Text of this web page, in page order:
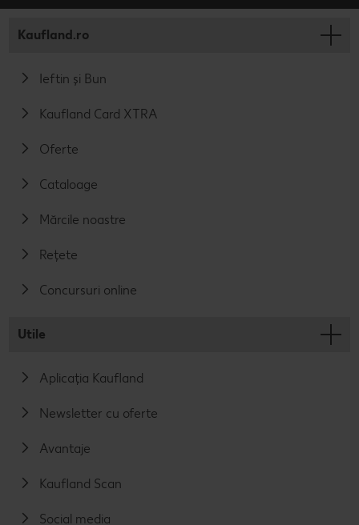
Kaufland.ro
Ieftin și Bun
Kaufland Card XTRA
Oferte
Cataloage
Mărcile noastre
Rețete
Concursuri online
Utile
Aplicația Kaufland
Newsletter cu oferte
Avantaje
Kaufland Scan
Social media